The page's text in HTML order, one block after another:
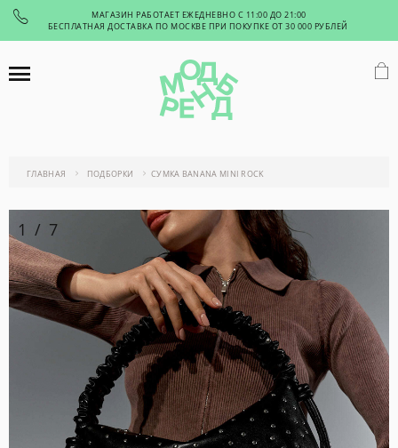
МАГАЗИН РАБОТАЕТ ЕЖЕДНЕВНО С 11:00 ДО 21:00
БЕСПЛАТНАЯ ДОСТАВКА ПО МОСКВЕ ПРИ ПОКУПКЕ ОТ 30 000 РУБЛЕЙ
ГЛАВНАЯ ПОДБОРКИ СУМКА BANANA MINI ROCK
1 / 7